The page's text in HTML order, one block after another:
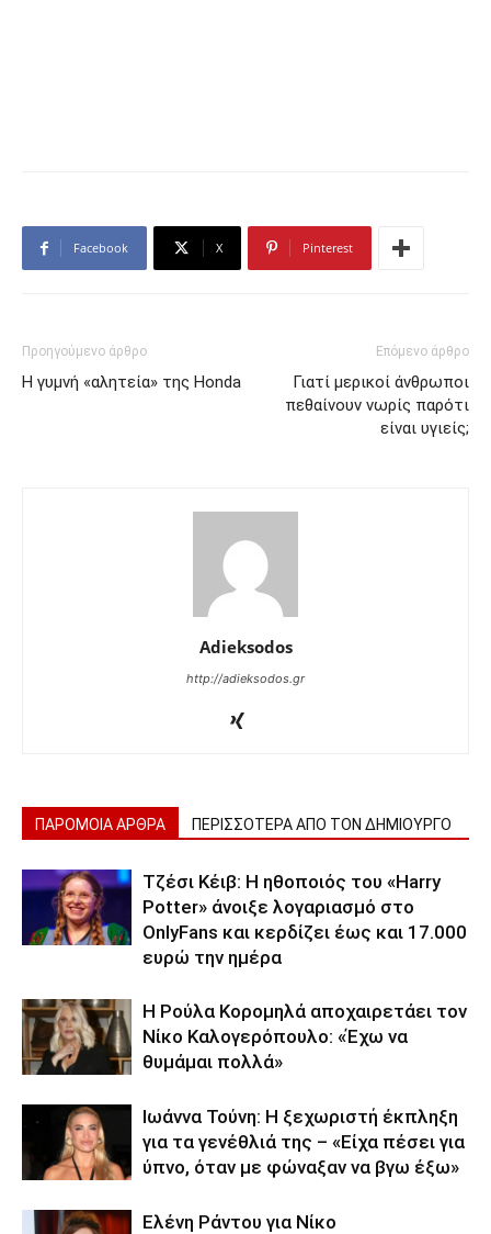
Facebook X Pinterest
Προηγούμενο άρθρο
Η γυμνή «αλητεία» της Honda
Επόμενο άρθρο
Γιατί μερικοί άνθρωποι
πεθαίνουν νωρίς παρότι
είναι υγιείς;
Adieksodos
http://adieksodos.gr
ΠΑΡΟΜΟΙΑ ΑΡΘΡΑ ΠΕΡΙΣΣΟΤΕΡΑ ΑΠΟ ΤΟΝ ΔΗΜΙΟΥΡΓΟ
Τζέσι Κέιβ: Η ηθοποιός του «Harry
Potter» άνοιξε λογαριασμό στο
OnlyFans και κερδίζει έως και 17.000
ευρώ την ημέρα
Η Ρούλα Κορομηλά αποχαιρετάει τον
Νίκο Καλογερόπουλο: «Έχω να
θυμάμαι πολλά»
Ιωάννα Τούνη: Η ξεχωριστή έκπληξη
για τα γενέθλιά της – «Είχα πέσει για
ύπνο, όταν με φώναξαν να βγω έξω»
Ελένη Ράντου για Νίκο